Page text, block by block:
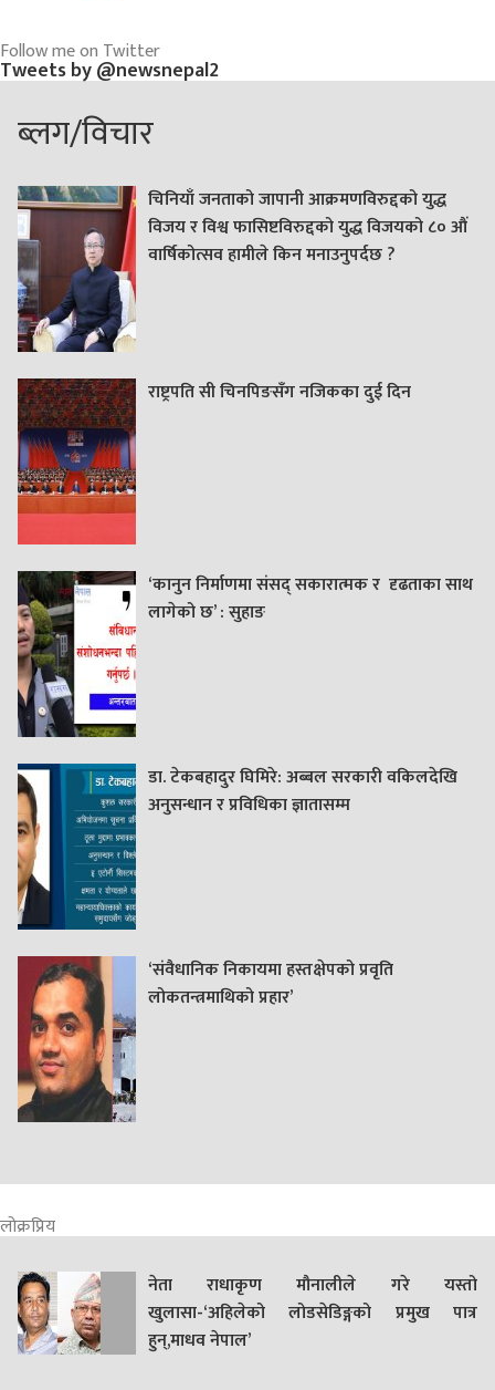
Follow me on Twitter
Tweets by @newsnepal2
ब्लग/विचार
चिनियाँ जनताको जापानी आक्रमणविरुद्दको युद्ध
विजय र विश्व फासिष्टविरुद्दको युद्ध विजयको ८० औं
वार्षिकोत्सव हामीले किन मनाउनुपर्दछ ?
राष्ट्रपति सी चिनपिङसँग नजिकका दुई दिन
‘कानुन निर्माणमा संसद् सकारात्मक र दृढताका साथ
लागेको छ’ : सुहाङ
डा. टेकबहादुर घिमिरे: अब्बल सरकारी वकिलदेखि
अनुसन्धान र प्रविधिका ज्ञातासम्म
‘संवैधानिक निकायमा हस्तक्षेपको प्रवृति
लोकतन्त्रमाथिको प्रहार’
लोक्रप्रिय
नेता राधाकृण मौनालीले गरे यस्तो
खुलासा-‘अहिलेको लोडसेडिङ्गको प्रमुख पात्र
हुन्,माधव नेपाल’